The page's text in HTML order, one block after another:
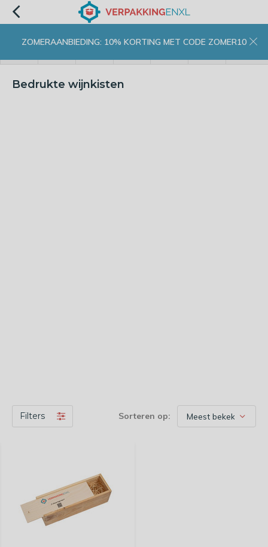
ZOMERAANBIEDING: 10% KORTING MET CODE ZOMER10
Bedrukte wijnkisten
Filters Sorteren op: